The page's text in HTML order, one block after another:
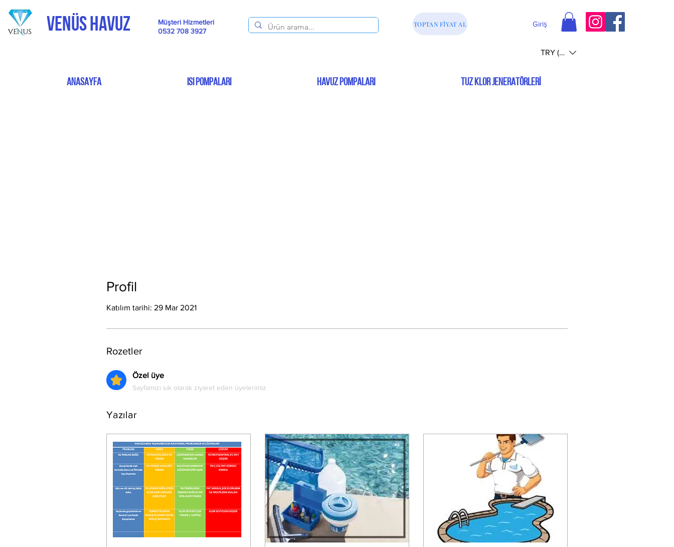
VENÜS HAVUZ
Müşteri Hizmetleri
0532 708 3927
TOPTAN FİYAT AL Giriş
TRY (₺)
ANASAYFA ISI POMPALARI HAVUZ POMPALARI TUZ KLOR JENERATÖRLERİ
Profil
Katılım tarihi: 29 Mar 2021
Rozetler
Özel üye
Sayfamızı sık olarak ziyaret eden üyelerimiz
Yazılar